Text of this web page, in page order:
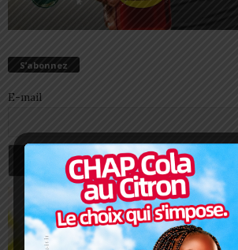
S’abonnez
E-mail